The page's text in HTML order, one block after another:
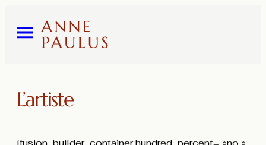
L’artiste